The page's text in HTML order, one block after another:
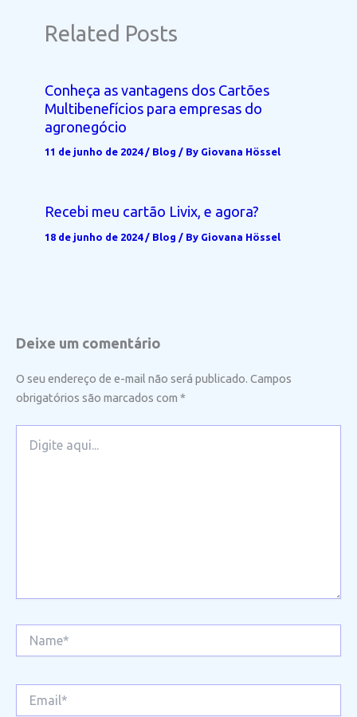
Related Posts
Conheça as vantagens dos Cartões
Multibenefícios para empresas do
agronegócio
11 de junho de 2024 / Blog / By Giovana Hössel
Recebi meu cartão Livix, e agora?
18 de junho de 2024 / Blog / By Giovana Hössel
Deixe um comentário
O seu endereço de e-mail não será publicado. Campos
obrigatórios são marcados com *
aqui...